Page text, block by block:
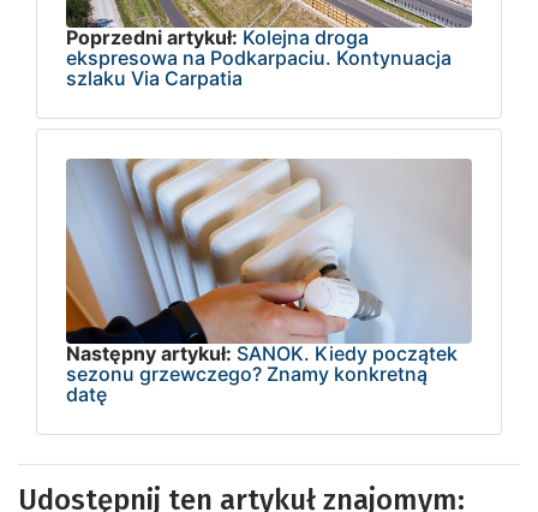
Poprzedni artykuł: Kolejna droga
ekspresowa na Podkarpaciu. Kontynuacja
szlaku Via Carpatia
Następny artykuł: SANOK. Kiedy początek
sezonu grzewczego? Znamy konkretną
datę
Udostępnij ten artykuł znajomym: